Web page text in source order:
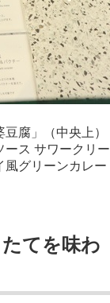
腐」（中央上）
ース サワークリー
風グリーンカレー
てを味わ